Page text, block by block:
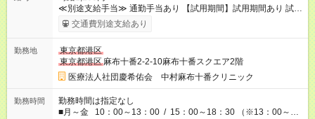
≪別途支給手当≫ 通勤手当あり 【試用期間】試用期間あり 試用
期間の長さ：6ヶ月 雇用形態、給与は本採用時と同じです。 試
用期間3～6ヶ月（同条件） ※試用期間の長さは個人のスキルや
交通費別途支給あり
勤務地
東京都港区
東京都港区 麻布十番2-2-10麻布十番スクエア2階
医療法人社団慶希佑会 中村麻布十番クリニック
勤務時間
勤務時間は指定なし
■月～金 10：00～13：00 / 15：00～18：30 （※13：00～